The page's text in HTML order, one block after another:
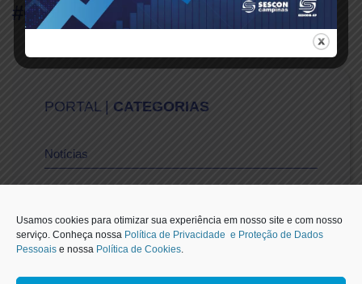
Usamos cookies para otimizar sua experiência em nosso site e com nosso
serviço. Conheça nossa Política de Privacidade e Proteção de Dados
Pessoais e nossa Política de Cookies.
#Compartilhe
PORTAL | CATEGORIAS
Notícias